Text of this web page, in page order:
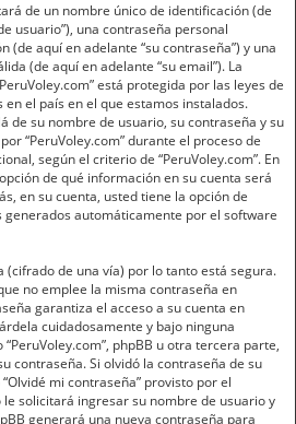
de un nombre único de identificación (de
usuario”), una contraseña personal
(de aquí en adelante “su contraseña”) y una
(de aquí en adelante “su email”). La
está protegida por las leyes de
el país en el que estamos instalados.
de su nombre de usuario, su contraseña y su
“PeruVoley.com” durante el proceso de
según el criterio de “PeruVoley.com”. En
de qué información en su cuenta será
en su cuenta, usted tiene la opción de
automáticamente por el software
(cifrado de una vía) por lo tanto está segura.
no emplee la misma contraseña en
garantiza el acceso a su cuenta en
cuidadosamente y bajo ninguna
phpBB u otra tercera parte,
contraseña. Si olvidó la contraseña de su
mi contraseña” provisto por el
solicitará ingresar su nombre de usuario y
generará una nueva contraseña para